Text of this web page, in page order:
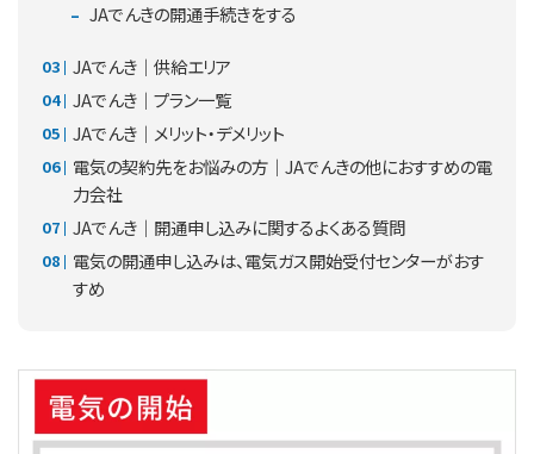
JAでんきの開通手続きをする
JAでんき｜供給エリア
JAでんき｜プラン一覧
JAでんき｜メリット・デメリット
電気の契約先をお悩みの方｜JAでんきの他におすすめの電
力会社
JAでんき｜開通申し込みに関するよくある質問
電気の開通申し込みは、電気ガス開始受付センターがおす
すめ